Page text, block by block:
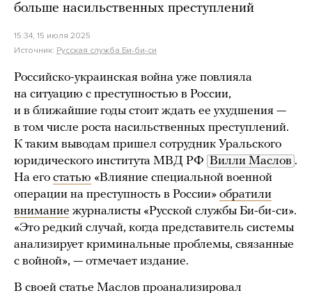
больше насильственных преступлений
15:34, 15 июля 2025
Источник: Русская служба Би-би-си
Российско-украинская война уже повлияла
на ситуацию с преступностью в России,
и в ближайшие годы стоит ждать ее ухудшения —
в том числе роста насильственных преступлений.
К таким выводам пришел сотрудник Уральского
юридического института МВД РФ Вилли Маслов .
На его статью «Влияние специальной военной
операции на преступность в России» обратили
внимание журналисты «Русской службы Би-би-си».
«Это редкий случай, когда представитель системы
анализирует криминальные проблемы, связанные
с войной», — отмечает издание.
В своей статье Маслов проанализировал